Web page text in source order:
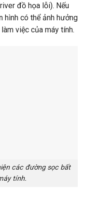
đồ họa lỗi). Nếu
có thể ảnh hưởng
việc của máy tính.
các đường sọc bất
tính.